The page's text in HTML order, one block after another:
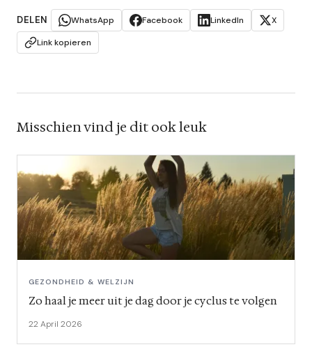
DELEN WhatsApp Facebook LinkedIn
X
Link kopieren
Misschien vind je dit ook leuk
GEZONDHEID & WELZIJN
Zo haal je meer uit je dag door je cyclus te volgen
22 April 2026